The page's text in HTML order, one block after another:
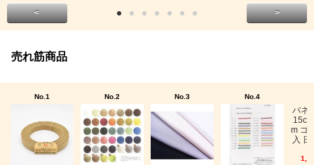
< >
売れ筋商品
No.1 No.2 No.3 No.4
バネ
m ゴ
入